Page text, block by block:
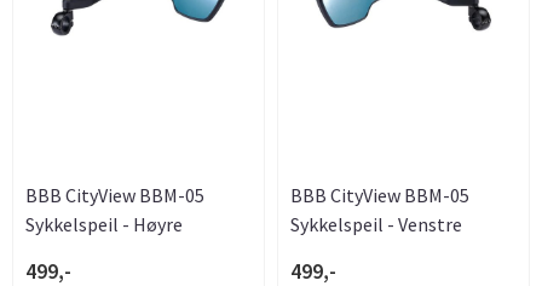
BBB CityView BBM-05
Sykkelspeil - Høyre
499,-
BBB CityView BBM-05
Sykkelspeil - Venstre
499,-